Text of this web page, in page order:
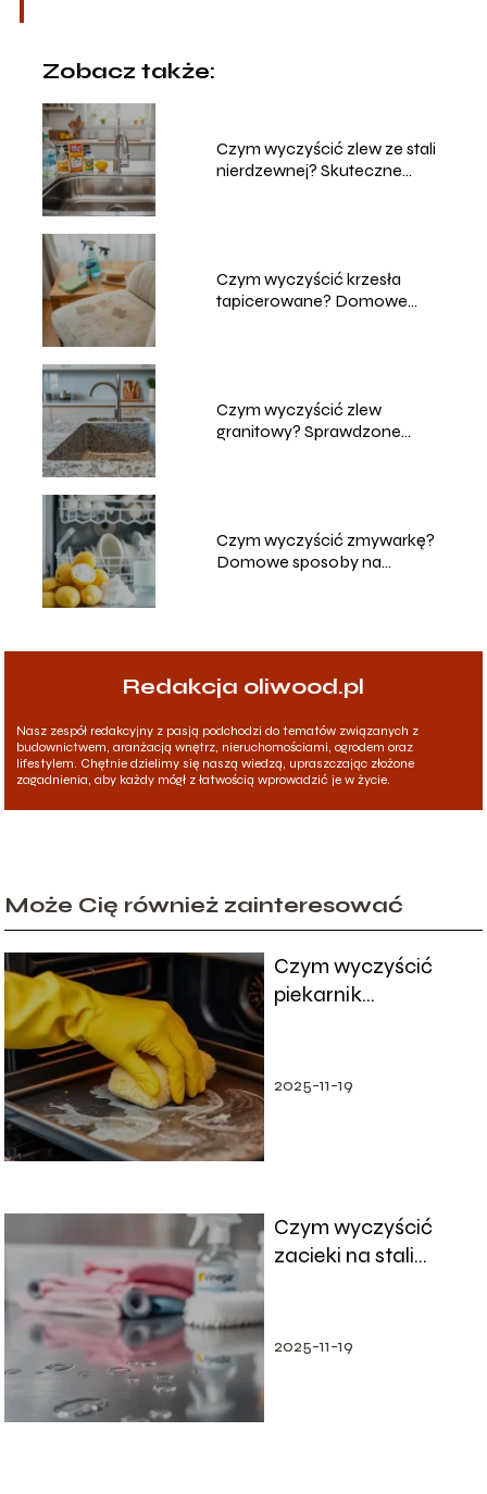
Zobacz także:
Czym wyczyścić zlew ze stali
nierdzewnej? Skuteczne
Czym wyczyścić krzesła
tapicerowane? Domowe
Czym wyczyścić zlew
granitowy? Sprawdzone
Czym wyczyścić zmywarkę?
Domowe sposoby na
Redakcja oliwood.pl
Nasz zespół redakcyjny z pasją podchodzi do tematów związanych z
budownictwem, aranżacją wnętrz, nieruchomościami, ogrodem oraz
lifestylem. Chętnie dzielimy się naszą wiedzą, upraszczając złożone
zagadnienia, aby każdy mógł z łatwością wprowadzić je w życie.
Może Cię również zainteresować
Czym wyczyścić
piekarnik
i porady
2025-11-19
Czym wyczyścić
zacieki na stali
2025-11-19